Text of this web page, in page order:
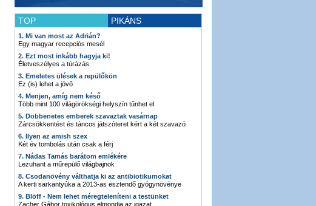
TOP PIKÁNS
1. Mi van most az Adrián?
Egy magyar recepciós mesél
2. Ezt most inkább hagyja ki!
Életveszélyes a túrázás
3. Emeletes ülések a repülőkön
Ez (is) lehet a jövő
4. Menjen, amíg nem késő
Több mint 100 világörökségi helyszín tűnhet el
5. Döbbenetes emberek szavaztak vasárnap
Zárcsökkentést és táncos játszóteret kért a két szavazó
6. Ilyen az amish szex
Két év tombolás után csak a férj
7. Nádas Tamás barátom emlékére
Lezuhant a műrepülő világbajnok
8. Csodanövény válthatja ki az antibiotikumokat
A kerti sarkantyúka a 2013-as esztendő gyógynövénye
9. Blöff - Nem lehet méregteleníteni a testünket
Zacher Gábor toxikológus elmondja az igazat